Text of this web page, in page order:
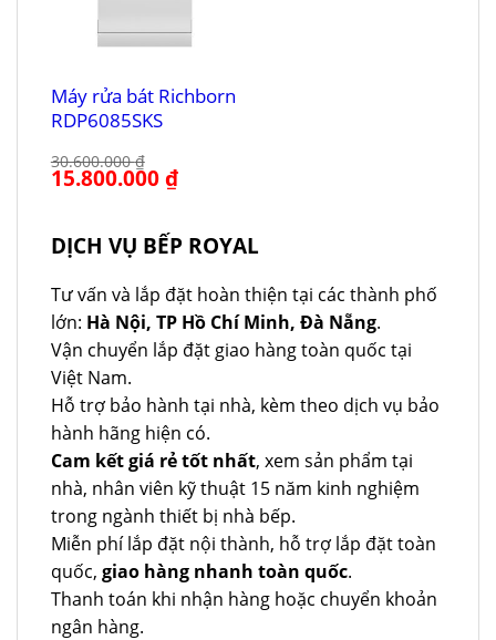
Máy rửa bát Richborn
RDP6085SKS
30.600.000₫
Giá
gốc
15.800.000₫Giá
hiện
DỊCH VỤ BẾP ROYAL
Tư vấn và lắp đặt hoàn thiện tại các thành phố
lớn: Hà Nội, TP Hồ Chí Minh, Đà Nẵng.
Vận chuyển lắp đặt giao hàng toàn quốc tại
Việt Nam.
Hỗ trợ bảo hành tại nhà, kèm theo dịch vụ bảo
hành hãng hiện có.
Cam kết giá rẻ tốt nhất, xem sản phẩm tại
nhà, nhân viên kỹ thuật 15 năm kinh nghiệm
trong ngành thiết bị nhà bếp.
Miễn phí lắp đặt nội thành, hỗ trợ lắp đặt toàn
quốc, giao hàng nhanh toàn quốc.
Thanh toán khi nhận hàng hoặc chuyển khoản
ngân hàng.